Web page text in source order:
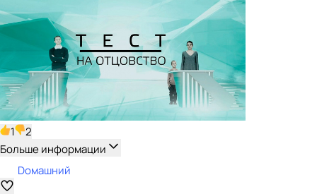
1
2
Больше информации
Dомашний